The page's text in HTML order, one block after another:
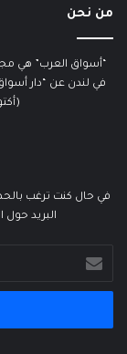
من نحن
“أسواق العرب” هي
في لندن عن “دار
(أكتوبر) 2012. يرأس
في حال كنت ترغب
البريد حول
بريدك
الإلكتروني